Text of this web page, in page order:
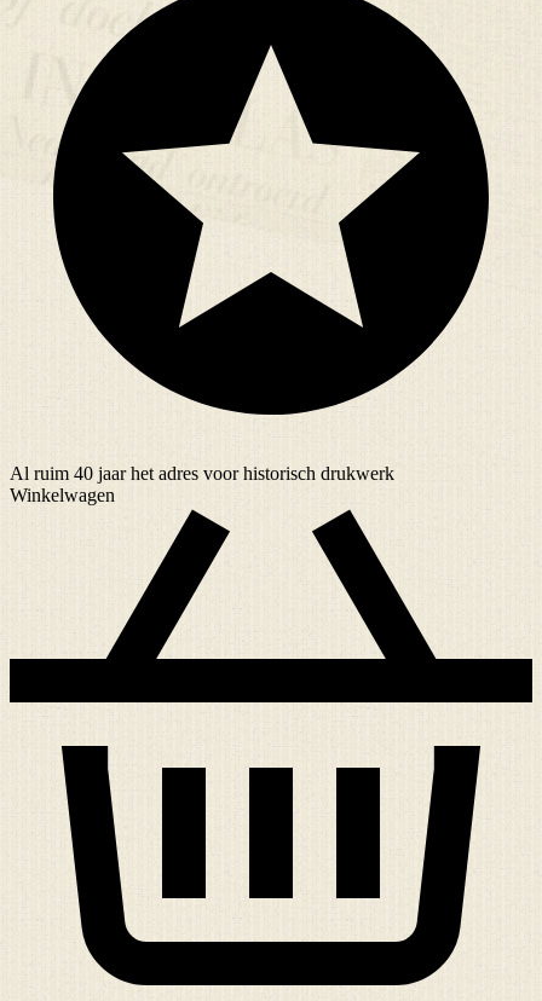
Al ruim 40 jaarhet adres voor historisch drukwerk
Winkelwagen